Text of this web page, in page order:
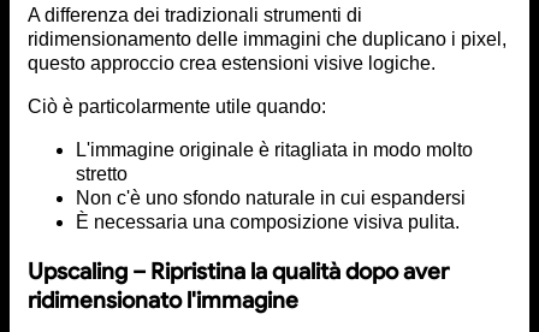
A differenza dei tradizionali strumenti di
ridimensionamento delle immagini che duplicano i pixel,
questo approccio crea estensioni visive logiche.
Ciò è particolarmente utile quando:
L'immagine originale è ritagliata in modo molto
stretto
Non c'è uno sfondo naturale in cui espandersi
È necessaria una composizione visiva pulita.
Upscaling – Ripristina la qualità dopo aver
ridimensionato l'immagine